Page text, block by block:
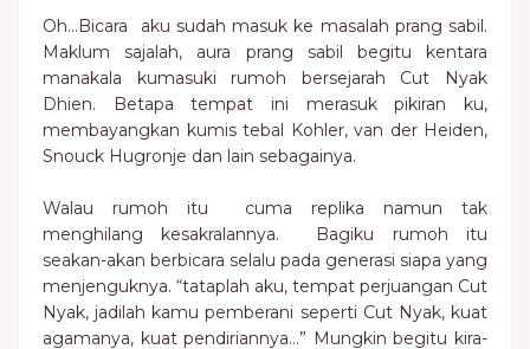
Oh…Bicara aku sudah masuk ke masalah prang sabil.
Maklum sajalah, aura prang sabil begitu kentara
manakala kumasuki rumoh bersejarah Cut Nyak
Dhien. Betapa tempat ini merasuk pikiran ku,
membayangkan kumis tebal Kohler, van der Heiden,
Snouck Hugronje dan lain sebagainya.
Walau rumoh itu cuma replika namun tak
menghilang kesakralannya. Bagiku rumoh itu
seakan-akan berbicara selalu pada generasi siapa yang
menjenguknya. “tataplah aku, tempat perjuangan Cut
Nyak, jadilah kamu pemberani seperti Cut Nyak, kuat
agamanya, kuat pendiriannya…” Mungkin begitu kira-